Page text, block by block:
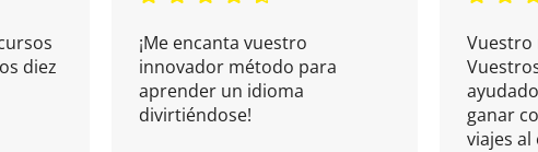
diez
¡Me encanta vuestro
innovador método para
aprender un idioma
divirtiéndose!
Vuestro
ganar
viajes